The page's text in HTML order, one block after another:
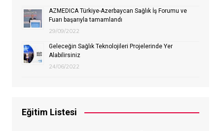
AZMEDICA Türkiye-Azerbaycan Sağlık İş Forumu ve
Fuarı başarıyla tamamlandı
29/09/2022
Geleceğin Sağlık Teknolojileri Projelerinde Yer
Alabilirsiniz
24/06/2022
Eğitim Listesi